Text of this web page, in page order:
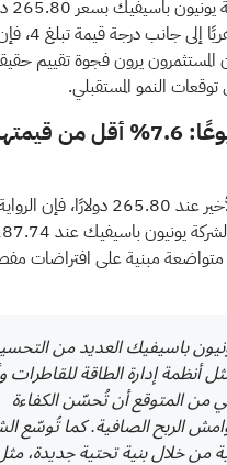
مع
وإظهارها خصمًا
المستثمرون يرون فجوة تقييم
النمو المستقبلي.
الرواية الأكثر شيوعًا: 7.6% أقل من
بالمقارنة مع الإغلاق الأخير عند 265.80
مبنية على افتراضات
باسيفيك العديد من
أنظمة إدارة الطاقة للقاطرات
من المتوقع أن تُحسّن الكفاءة
الربح الصافية. كما تُوسّع
من خلال بنية تحتية جديدة،